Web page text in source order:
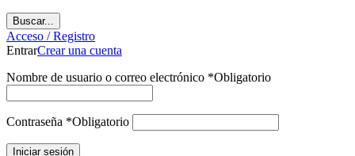
Buscar...
Acceso / Registro
EntrarCrear una cuenta
Nombre de usuario o correo electrónico *Obligatorio
Contraseña *Obligatorio
Iniciar sesión